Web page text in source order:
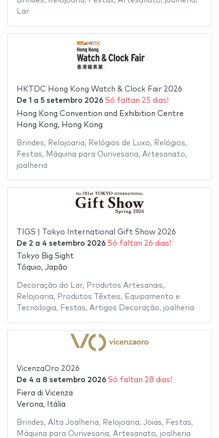
Lar
HKTDC Hong Kong Watch & Clock Fair 2026
De 1 a 5 setembro 2026 Só faltan 25 dias!
Hong Kong Convention and Exhibition Centre
Hong Kong, Hong Kong
Brindes, Relojoaria, Relógios de Luxo, Relógios,
Festas, Máquina para Ourivesaria, Artesanato,
joalheria
TIGS | Tokyo International Gift Show 2026
De 2 a 4 setembro 2026 Só faltan 26 dias!
Tokyo Big Sight
Tóquio, Japão
Decoração do Lar, Produtos Artesanais,
Relojoaria, Produtos Têxteis, Equipamento e
Tecnologia, Festas, Artigos Decoração, joalheria
VicenzaOro 2026
De 4 a 8 setembro 2026 Só faltan 28 dias!
Fiera di Vicenza
Verona, Itália
Brindes, Alta Joalheria, Relojoaria, Joias, Festas,
Máquina para Ourivesaria, Artesanato, joalheria